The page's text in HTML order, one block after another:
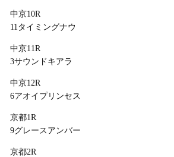
中京10R
11タイミングナウ
中京11R
3サウンドキアラ
中京12R
6アオイプリンセス
京都1R
9グレースアンバー
京都2R